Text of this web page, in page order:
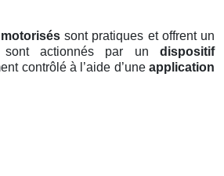
sont pratiques et offrent un
sont actionnés par un dispositif
contrôlé à l’aide d’une application